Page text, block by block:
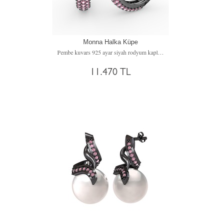
Monna Halka Küpe
Pembe kuvars 925 ayar siyah rodyum kaplama gümüş küpe
11.470 TL